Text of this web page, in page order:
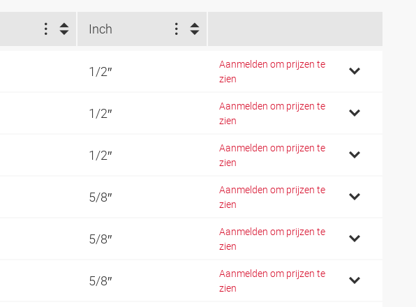
Inch
1/2″
Aanmelden om prijzen te
zien
1/2″
Aanmelden om prijzen te
zien
1/2″
Aanmelden om prijzen te
zien
5/8″
Aanmelden om prijzen te
zien
5/8″
Aanmelden om prijzen te
zien
5/8″
Aanmelden om prijzen te
zien